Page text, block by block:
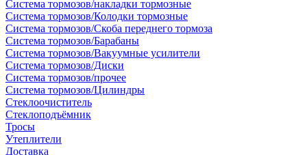
Система тормозов/накладки тормозные
Система тормозов/Колодки тормозные
Система тормозов/Скоба переднего тормоза
Система тормозов/Барабаны
Система тормозов/Вакуумные усилители
Система тормозов/Диски
Система тормозов/прочее
Система тормозов/Цилиндры
Стеклоочиститель
Стеклоподъёмник
Тросы
Утеплители
Доставка